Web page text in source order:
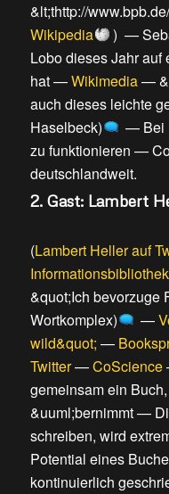
&lt;thttp://
Wikipedia
) —
Lobo dieses Jahr auf
hat—Wikimedia—
auch dieses leichte
Haselbeck)
— Bei
zu funktionieren —
deutschlandweit.
2. Gast: Lambert
(Lambert Heller auf
&quot;Ich bevorzuge
Wortkomplex)
—
wild&quot; —
Twitter—CoScience
gemeinsam ein
&uuml;bernimmt—
schreiben, wird
Potential eines
kontinuierlich